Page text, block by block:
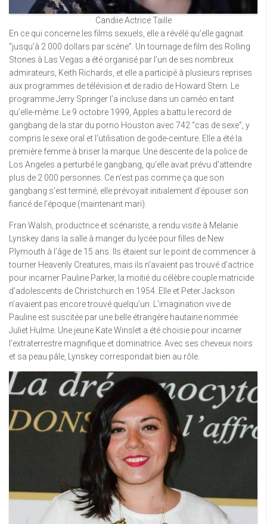
Candiie Actrice Taille
En ce qui concerne les films sexuels, elle a révélé qu’elle gagnait
“jusqu’à 2 000 dollars par scène”. Un tournage de film des Rolling
Stones à Las Vegas a été organisé par l’un de ses nombreux
admirateurs, Keith Richards, et elle a participé à plusieurs reprises
aux programmes de télévision et de radio de Howard Stern. Le
programme Jerry Springer l’a incluse dans un caméo en tant
qu’elle-même. Le 9 octobre 1999, Apples a battu le record de
gangbang de la star du porno Houston avec 742 “cas de sexe”, y
compris le sexe oral et l’utilisation de gode-ceinture. Elle a été la
première femme à briser la marque. Une descente de la police de
Los Angeles a perturbé le gangbang, qu’elle avait prévu d’atteindre
plus de 2 000 personnes. Ce n’est pas comme ça que son
gangbang s’est terminé; elle prévoyait initialement d’épouser son
fiancé de l’époque (maintenant mari).
Fran Walsh, productrice et scénariste, a rendu visite à Melanie
Lynskey dans la salle à manger du lycée pour filles de New
Plymouth à l’âge de 15 ans. Ils étaient sur le point de commencer à
tourner Heavenly Creatures, mais ils n’avaient pas trouvé d’actrice
pour incarner Pauline Parker, la moitié du célèbre couple matricide
d’adolescents de Christchurch en 1954. Elle et Peter Jackson
n’avaient pas encore trouvé quelqu’un. L’imagination vive de
Pauline est suscitée par une belle étrangère hautaine nommée
Juliet Hulme. Une jeune Kate Winslet a été choisie pour incarner
l’extraterrestre magnifique et dominatrice. Avec ses cheveux noirs
et sa peau pâle, Lynskey correspondait bien au rôle.